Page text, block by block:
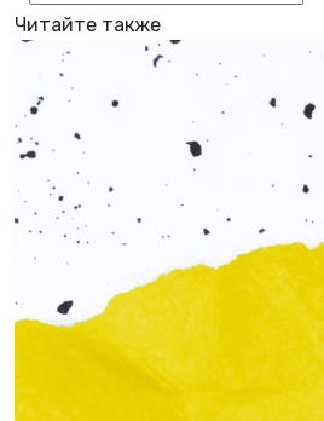
Читайте также